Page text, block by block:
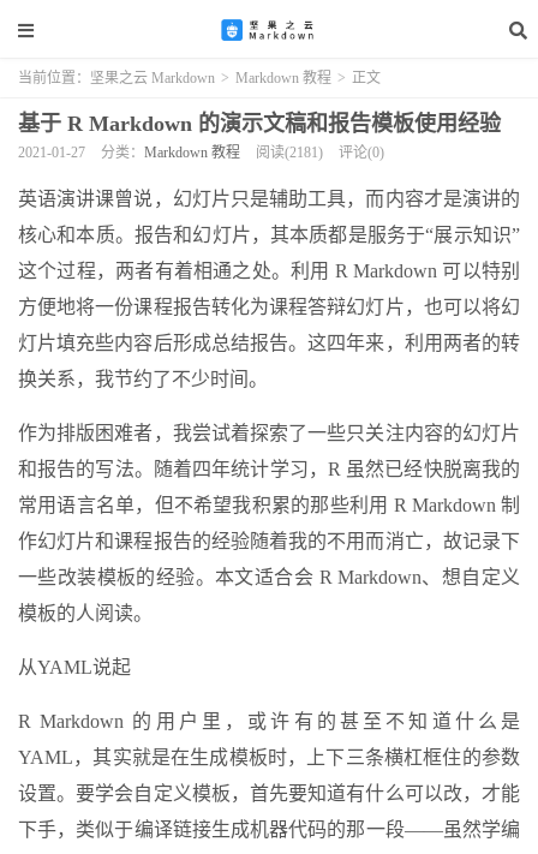
当前位置： 坚果之云 Markdown > Markdown 教程 > 正文
基于 R Markdown 的演示文稿和报告模板使用经验
2021-01-27 分类： Markdown 教程 阅读(2181) 评论(0)
英语演讲课曾说，幻灯片只是辅助工具，而内容才是演讲的
核心和本质。报告和幻灯片，其本质都是服务于“展示知识”
这个过程，两者有着相通之处。利用 R Markdown 可以特别
方便地将一份课程报告转化为课程答辩幻灯片，也可以将幻
灯片填充些内容后形成总结报告。这四年来，利用两者的转
换关系，我节约了不少时间。
作为排版困难者，我尝试着探索了一些只关注内容的幻灯片
和报告的写法。随着四年统计学习，R 虽然已经快脱离我的
常用语言名单，但不希望我积累的那些利用 R Markdown 制
作幻灯片和课程报告的经验随着我的不用而消亡，故记录下
一些改装模板的经验。本文适合会 R Markdown、想自定义
模板的人阅读。
从YAML说起
R Markdown 的用户里，或许有的甚至不知道什么是
YAML，其实就是在生成模板时，上下三条横杠框住的参数
设置。要学会自定义模板，首先要知道有什么可以改，才能
下手，类似于编译链接生成机器代码的那一段——虽然学编